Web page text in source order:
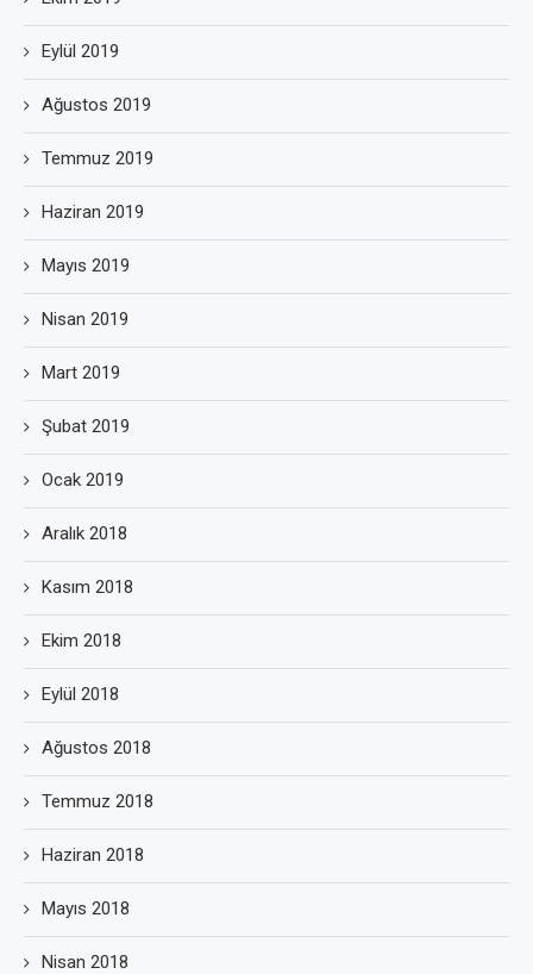
Eylül 2019
Ağustos 2019
Temmuz 2019
Haziran 2019
Mayıs 2019
Nisan 2019
Mart 2019
Şubat 2019
Ocak 2019
Aralık 2018
Kasım 2018
Ekim 2018
Eylül 2018
Ağustos 2018
Temmuz 2018
Haziran 2018
Mayıs 2018
Nisan 2018